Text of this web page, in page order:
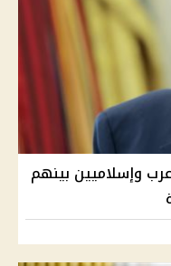
وإسلاميين بينهم